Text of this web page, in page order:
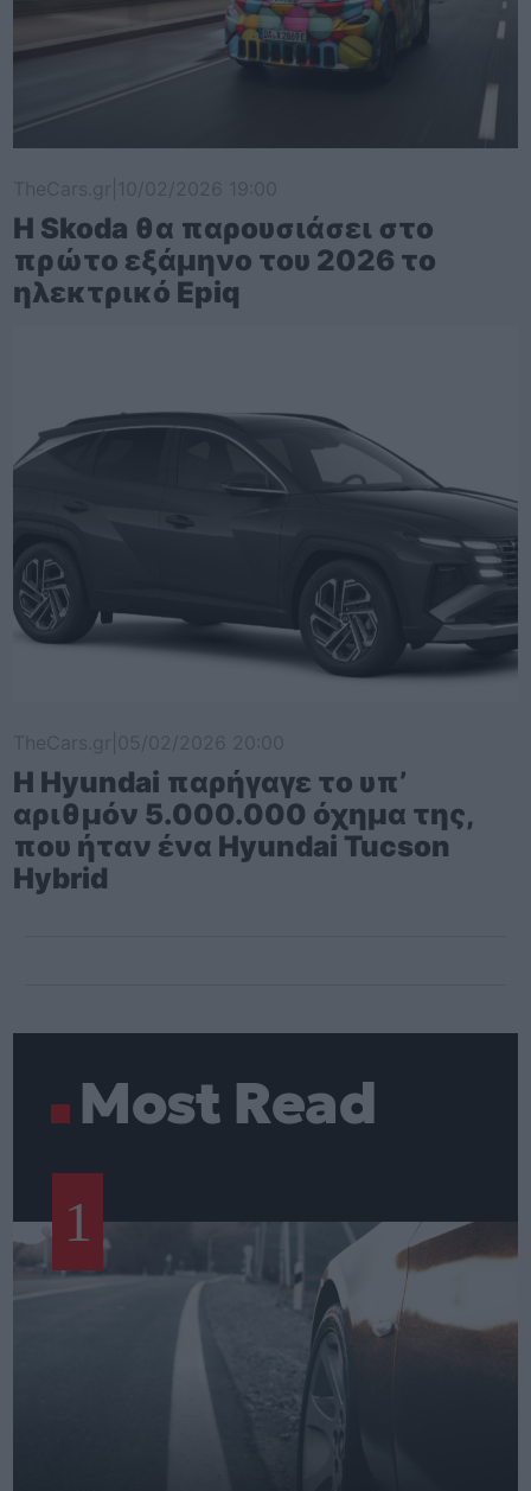
Η Skoda θα παρουσιάσει στο
πρώτο εξάμηνο του 2026 το
ηλεκτρικό Epiq
Η Hyundai παρήγαγε το υπ’
αριθμόν 5.000.000 όχημα της,
που ήταν ένα Hyundai Tucson
Hybrid
Most Read
1